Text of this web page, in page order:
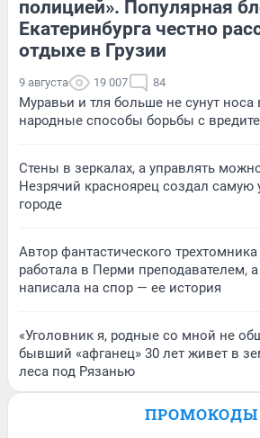
полицией». Популярная
Екатеринбурга честно
отдыхе в Грузии
9 августа 19 007 84
Муравьи и тля больше не сунут носа
народные способы борьбы с
Стены в зеркалах, а управлять
Незрячий красноярец создал самую
городе
Автор фантастического трехтомника
работала в Перми преподавателем,
написала на спор — ее история
«Уголовник я, родные со мной не
бывший «афганец» 30 лет живет в
леса под Рязанью
ПРОМОКОДЫ